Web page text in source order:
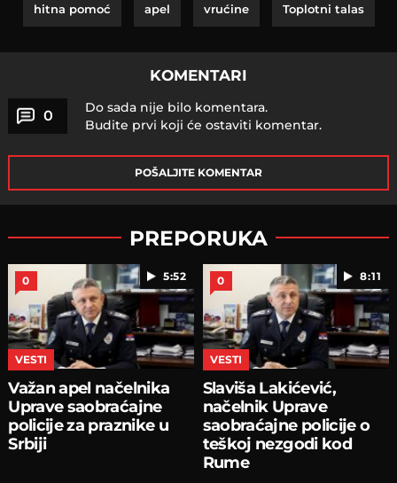
hitna pomoć apel vrućine Toplotni talas
KOMENTARI
0
Do sada nije bilo komentara.
Budite prvi koji će ostaviti komentar.
POŠALJITE KOMENTAR
PREPORUKA
5:52
0
VESTI
Važan apel načelnika
Uprave saobraćajne
policije za praznike u
Srbiji
8:11
0
VESTI
Slaviša Lakićević,
načelnik Uprave
saobraćajne policije o
teškoj nezgodi kod
Rume